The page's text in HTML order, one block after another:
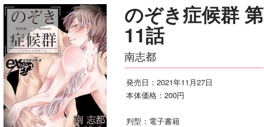
のぞき症候群 第
11話
南志都
発売日：2021年11月27日
本体価格：200円
判型：電子書籍